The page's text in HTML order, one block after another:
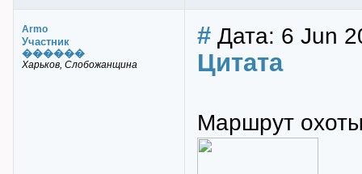
Armo
Участник
������
Харьков, Слобожанщина
# Дата: 6 Jun
Цитата
Маршрут